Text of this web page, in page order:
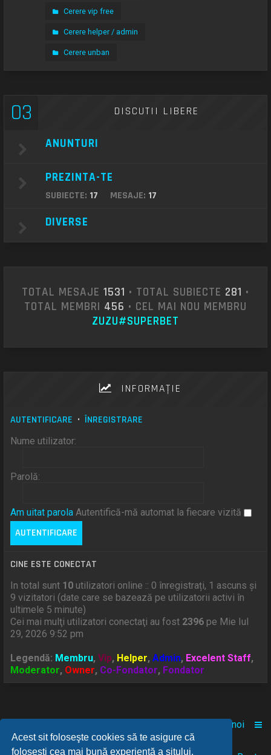
Acest sit foloseşte cookies să te asigure că
foloseşti cea mai bună experienţă a sitului.
Cerere vip free
Cerere helper / admin
Cerere unban
03 DISCUTII LIBERE
ANUNTURI
PREZINTA-TE
SUBIECTE: 17 MESAJE: 17
DIVERSE
TOTAL MESAJE 1531 • TOTAL SUBIECTE 281 •
TOTAL MEMBRI 456 • CEL MAI NOU MEMBRU
ZUZU#SUPERBET
INFORMAŢIE
AUTENTIFICARE •ÎNREGISTRARE
Nume utilizator:
Parolă:
Am uitat parola Autentifică-mă automat la fiecare vizită
CINE ESTE CONECTAT
In total sunt 10 utilizatori online :: 0 înregistrați, 1 ascuns și
9 vizitatori (date care se bazează pe utilizatorii activi în
ultimele 5 minute)
Cei mai mulţi utilizatori conectaţi au fost 2396 pe Mie Iul
29, 2026 9:52 pm
Legendă: Membru,Vip, Helper,Admin, Excelent Staff,
Moderator, Owner, Co-Fondator, Fondator
Despre noi